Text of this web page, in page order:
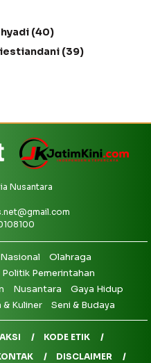
(40)
(39)
Nusantara
Nasional
Olahraga
Politik Pemerintahan
Nusantara
Gaya Hidup
Kuliner Seni & Budaya
KODE ETIK
DISCLAIMER